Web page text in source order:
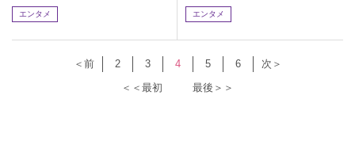
ーの東京公演が即完売!!
エンタメ エンタメ
＜＜最初
＜前 2 3 4 5 6
次＞
最後＞＞